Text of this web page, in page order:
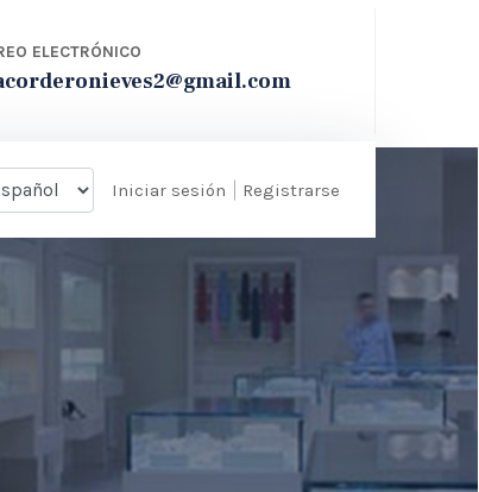
ELECTRÓNICO
Iniciar sesión Registrarse